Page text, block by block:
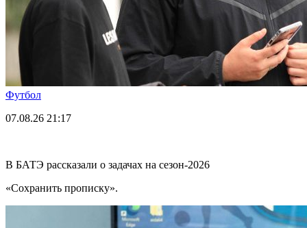
Футбол
07.08.26 21:17
В БАТЭ рассказали о задачах на сезон-2026
«Сохранить прописку».